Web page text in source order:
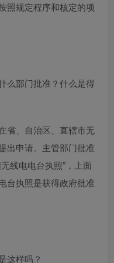
照规定程序和核定的项
么部门批准？什么是得
省、自治区、直辖市无
出申请。主管部门批准
线电电台执照”，上面
台执照是获得政府批准
这样吗？